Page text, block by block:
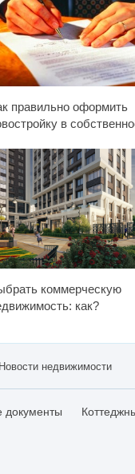
правильно оформить
в
коммерческую
как?
Новости недвижимости
документы